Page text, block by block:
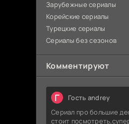
Зарубежные сериалы
Корейские сериалы
Турецкие сериалы
Сериалы без сезонов
Комментируют
Г Гость andrey
Сериал про большие
стоит